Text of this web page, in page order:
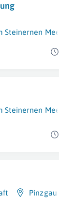
Steinernen Meer
Steinernen Meer
Pinzgau